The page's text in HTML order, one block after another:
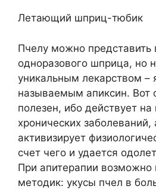
Летающий шприц-тюбик
Пчелу можно представить
одноразового шприца, но
уникальным лекарством –
называемым апиксин. Вот
полезен, ибо действует на
хронических
активизирует
счет чего и удается
При апитерапии возможно
методик: укусы пчел в